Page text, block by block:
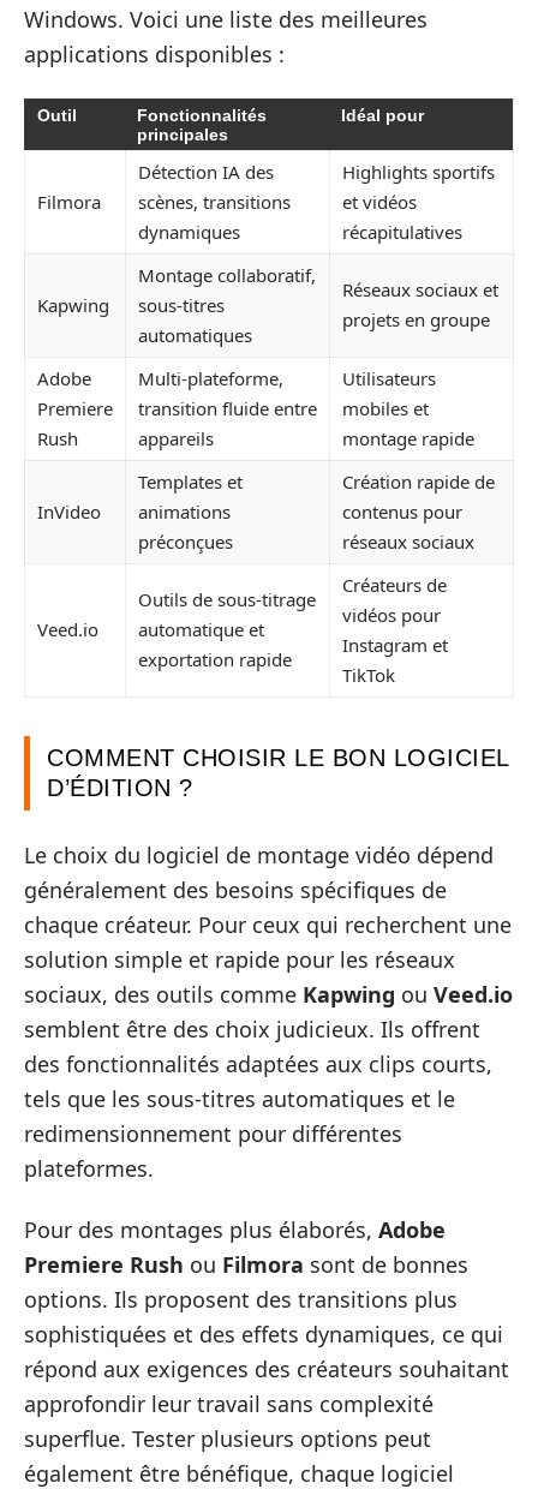
Windows. Voici une liste des meilleures
applications disponibles :
Outil
Fonctionnalités
principales
Idéal pour
Filmora
Détection IA des
scènes, transitions
dynamiques
Highlights sportifs
et vidéos
récapitulatives
Kapwing
Montage collaboratif,
sous-titres
automatiques
Réseaux sociaux et
projets en groupe
Adobe
Premiere
Rush
Multi-plateforme,
transition fluide entre
appareils
Utilisateurs
mobiles et
montage rapide
InVideo
Templates et
animations
préconçues
Création rapide de
contenus pour
réseaux sociaux
Veed.io
Outils de sous-titrage
automatique et
exportation rapide
Créateurs de
vidéos pour
Instagram et
TikTok
COMMENT CHOISIR LE BON LOGICIEL
D’ÉDITION ?
Le choix du logiciel de montage vidéo dépend
généralement des besoins spécifiques de
chaque créateur. Pour ceux qui recherchent une
solution simple et rapide pour les réseaux
sociaux, des outils comme Kapwing ou Veed.io
semblent être des choix judicieux. Ils offrent
des fonctionnalités adaptées aux clips courts,
tels que les sous-titres automatiques et le
redimensionnement pour différentes
plateformes.
Pour des montages plus élaborés, Adobe
Premiere Rush ou Filmora sont de bonnes
options. Ils proposent des transitions plus
sophistiquées et des effets dynamiques, ce qui
répond aux exigences des créateurs souhaitant
approfondir leur travail sans complexité
superflue. Tester plusieurs options peut
également être bénéfique, chaque logiciel